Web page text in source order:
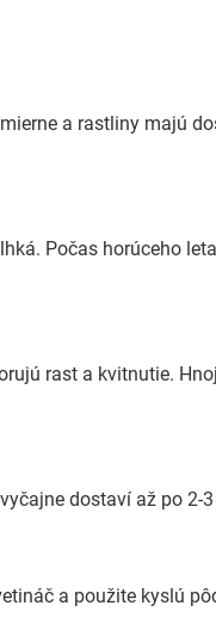
a rastliny majú
Počas horúceho
rast a kvitnutie.
dostaví až po 2-
a použite kyslú